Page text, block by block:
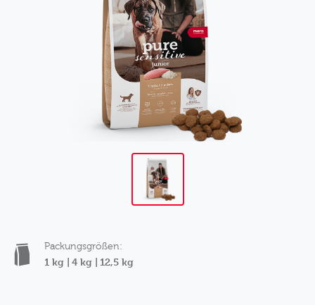
Packungsgrößen:
1 kg | 4 kg | 12,5 kg